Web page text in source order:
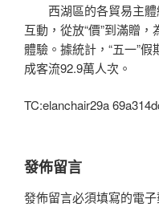
西湖區的各貿易主
互動，從放“價”到滿贈
體驗。據統計，“五一”
成客流92.9萬人次。
TC:elanchair29a
發佈留言
發佈留言必須填寫的電